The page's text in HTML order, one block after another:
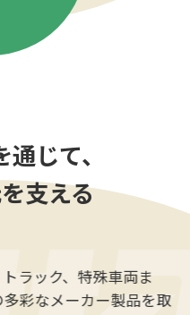
じて、
支える
ラック、特殊車両ま
彩なメーカー製品を取